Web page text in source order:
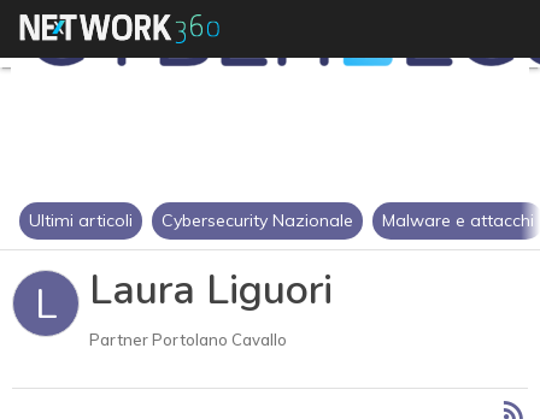
Ultimi articoli Cybersecurity Nazionale Malware e attacchi
L Laura Liguori
Partner Portolano Cavallo